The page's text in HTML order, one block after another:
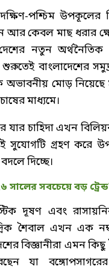
দক্ষিণ-পশ্চিম উপকূলের
কেবল মাছ ধরার
নতুন অর্থনৈতিক
বাংলাদেশের
অভাবনীয় মোড় নিয়েছে
চাষের মাধ্যমে।
যার চাহিদা এখন
সুযোগটি গ্রহণ করে
দিচ্ছে।
সালের সবচেয়ে বড়
দূষণ এবং
শৈবাল এখন এক
বিজ্ঞানীরা এমন কিছু
যা